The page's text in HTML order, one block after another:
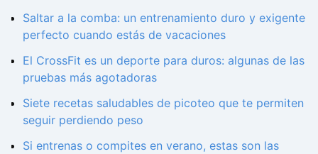
Saltar a la comba: un entrenamiento duro y exigente
perfecto cuando estás de vacaciones
El CrossFit es un deporte para duros: algunas de las
pruebas más agotadoras
Siete recetas saludables de picoteo que te permiten
seguir perdiendo peso
Si entrenas o compites en verano, estas son las